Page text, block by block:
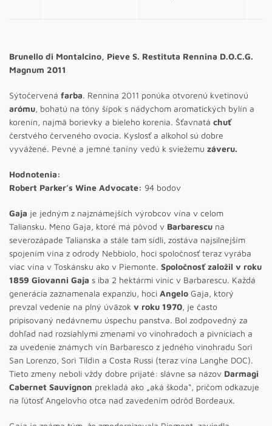
Brunello di Montalcino, Pieve S. Restituta Rennina D.O.C.G.
Magnum 2011
Sýtočervená farba. Rennina 2011 ponúka otvorenú kvetinovú
arómu, bohatú na tóny šípok s nádychom aromatických bylín a
korenín, najmä borievky a bieleho korenia. Šťavnatá chuť
čerstvého červeného ovocia. Kyslosť a alkohol sú dobre
vyvážené. Pevné a jemné taníny vedú k sviežemu záveru.
Hodnotenia:
Robert Parker’s Wine Advocate: 94 bodov
Gaja je jedným z najznámejších výrobcov vína v celom
Taliansku. Meno Gaja, ktoré má pôvod v Barbarescu na
severozápade Talianska a stále tam sídli, zostáva najsilnejším
spojením vína z odrody Nebbiolo, hoci spoločnosť teraz vyrába
viac vína v Toskánsku ako v Piemonte. Spoločnosť založil v roku
1859 Giovanni Gaja s iba 2 hektármi viníc v Barbarescu. Každá
generácia zaznamenala expanziu, hoci Angelo Gaja, ktorý
prevzal vedenie na plný úväzok v roku 1970, je často
pripisovaný nedávnemu úspechu panstva. Bol zodpovedný za
dohľad nad rozsiahlymi zmenami vo vinohradoch a pivniciach a
za uvedenie známych vín Barbaresco z jedného vinohradu Sorì
San Lorenzo, Sorì Tildìn a Costa Russi (teraz vína Langhe DOC).
Tieto zmeny neboli vždy dobre prijaté: slávne sa názov Darmagi
Cabernet Sauvignon prekladá ako „aká škoda“, pričom odkazuje
na ľútosť Angelovho otca nad zavedením odrôd Bordeaux.